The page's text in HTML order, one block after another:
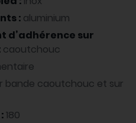
: aluminium
d’adhérence sur
caoutchouc
bande caoutchouc et sur
180